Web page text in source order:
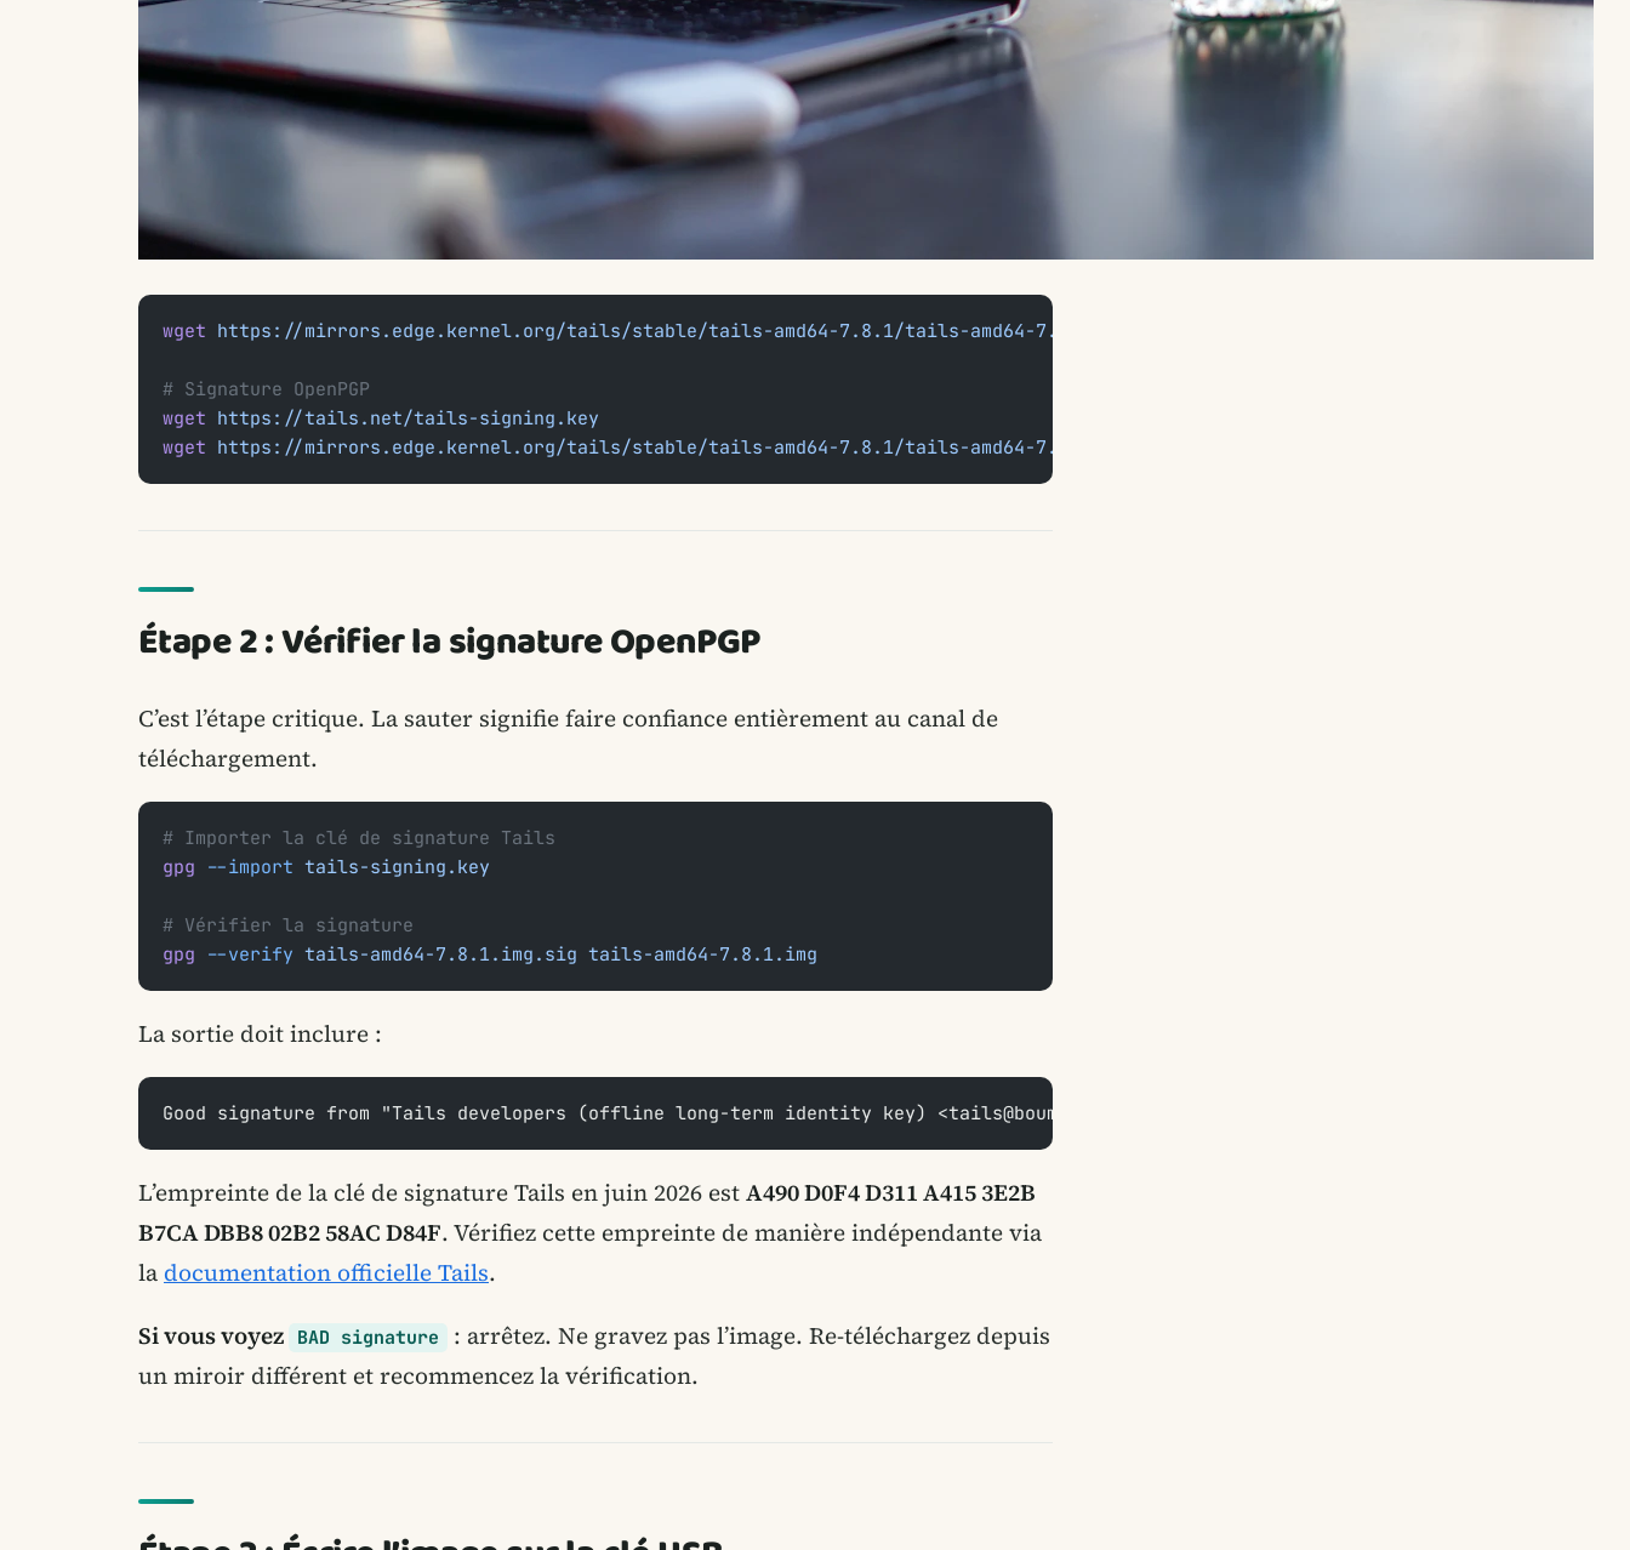
wget https://mirrors.edge.kernel.org/tails/stable/tails-amd64-7.8.1/tails-amd64-7.8.1.img
# Signature OpenPGP
wget https://tails.net/tails-signing.key
wget https://mirrors.edge.kernel.org/tails/stable/tails-amd64-7.8.1/tails-amd64-7.8.1.img.sig
Étape 2 : Vérifier la signature OpenPGP
C’est l’étape critique. La sauter signifie faire confiance entièrement au canal de
téléchargement.
# Importer la clé de signature Tails
gpg --import tails-signing.key
# Vérifier la signature
gpg --verify tails-amd64-7.8.1.img.sig tails-amd64-7.8.1.img
La sortie doit inclure :
Good signature from "Tails developers (offline long-term identity key) <tails@boum.org>"
L’empreinte de la clé de signature Tails en juin 2026 estA490 D0F4 D311 A415 3E2B
B7CA DBB8 02B2 58AC D84F. Vérifiez cette empreinte de manière indépendante via
la documentation officielle Tails.
Si vous voyez BAD signature
: arrêtez. Ne gravez pas l’image. Re-téléchargez depuis
un miroir différent et recommencez la vérification.